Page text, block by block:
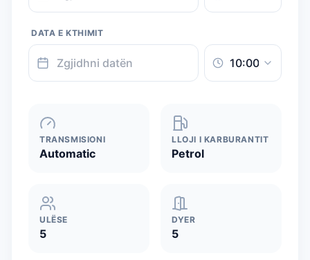
DATA E KTHIMIT
TRANSMISIONI
Automatic
LLOJI I KARBURANTIT
Petrol
ULËSE
5
DYER
5